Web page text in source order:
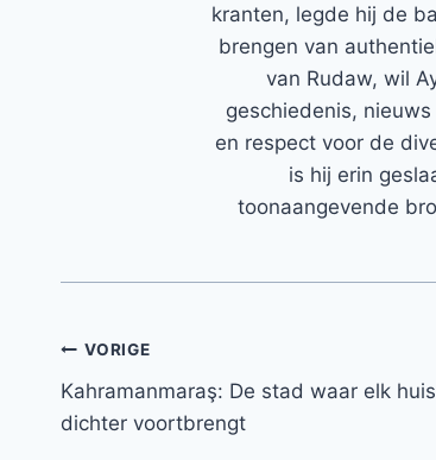
kranten, legde hij de
brengen van
van Rudaw, wil
geschiedenis,
en respect voor de
is hij erin
toonaangevende
Bericht
navigatie
VORIGE
Kahramanmaraş: De stad waar elk
dichter voortbrengt